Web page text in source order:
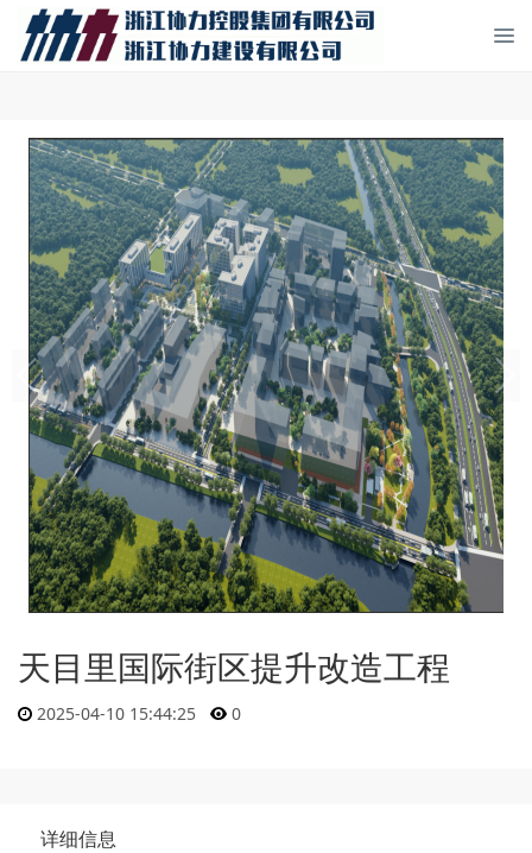
天目里国际街区提升改造工程
2025-04-10 15:44:25 0
详细信息